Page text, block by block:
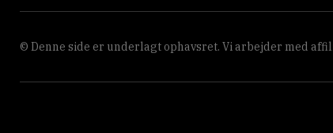
© Denne side er underlagt ophavsret. Vi arbejder med